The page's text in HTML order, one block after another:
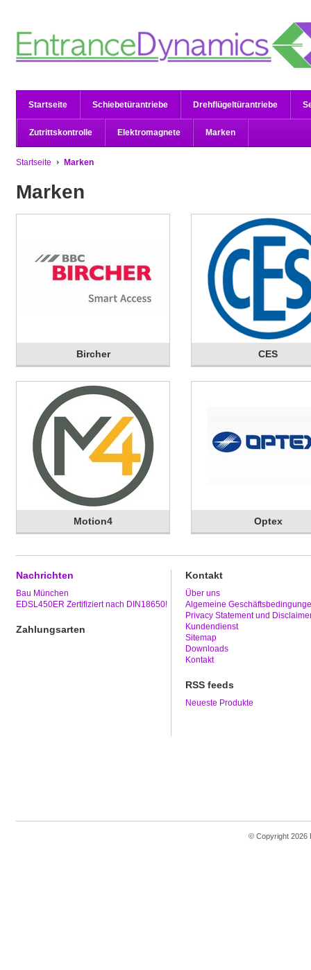
Startseite Schiebetürantriebe Drehflügeltürantriebe
Zutrittskontrolle Elektromagnete Marken
Startseite Marken
Marken
Bircher CES
Motion4 Optex
Nachrichten
Bau München
EDSL450ER Zertifiziert nach DIN18650!
Zahlungsarten
Kontakt
Über uns
Algemeine
Privacy Statement und
Kundendienst
Sitemap
Downloads
Kontakt
RSS feeds
Neueste Produkte
© Copyright 2026